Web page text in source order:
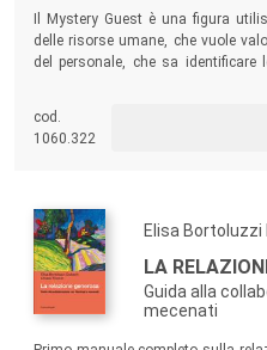
Il Mystery Guest è una figura
delle risorse umane, che vuole
del personale, che sa
practice, che genera
aspetti che caratterizzano questa
vero e proprio
cod.
1060.322
Elisa Bortoluzzi
LA
Guida alla
mecenati